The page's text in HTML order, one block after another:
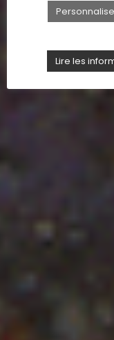
Lire les